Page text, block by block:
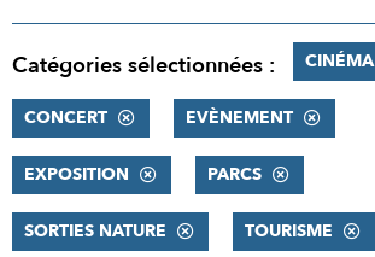
Catégories sélectionnées : CINÉMA
CONCERT EVÈNEMENT
EXPOSITION PARCS
SORTIES NATURE TOURISME